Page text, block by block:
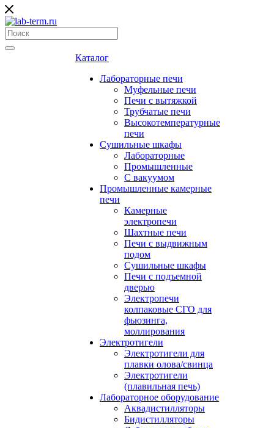
Каталог
Лабораторные печи
Муфельные печи
Печи с вытяжкой
Трубчатые печи
Высокотемпературные
печи
Сушильные шкафы
Лабораторные
Промышленные
С вакуумом
Промышленные камерные
печи
Камерные
электропечи
Шахтные печи
Печи с выдвижным
подом
Сушильные шкафы
Печи с подъемной
дверью
Электропечи
колпаковые СГО для
фьюзинга,
моллирования
Электротигели
Электротигели для
плавки олова/свинца
Электротигели
(плавильная печь)
Лабораторное оборудование
Аквадистилляторы
Бидистилляторы